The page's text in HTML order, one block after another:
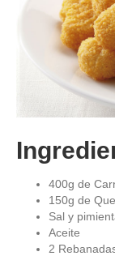
400g de
150g de
Sal y
Aceite
2